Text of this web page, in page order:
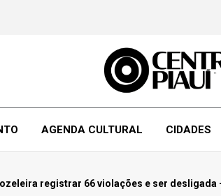
AGENDA CULTURAL CIDADES
registrar 66 violações e ser desligada